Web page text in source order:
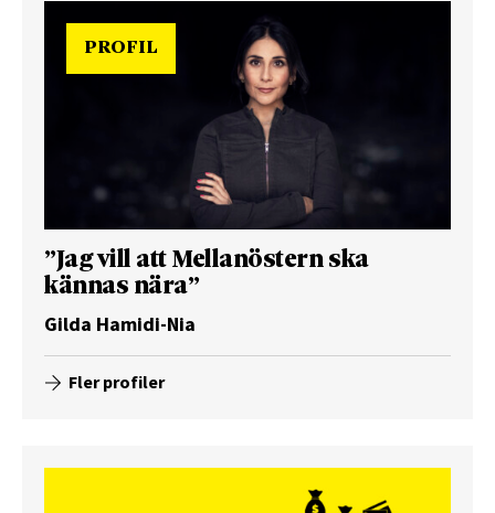
PROFIL
”Jag vill att Mellanöstern ska
kännas nära”
Gilda Hamidi-Nia
Fler profiler